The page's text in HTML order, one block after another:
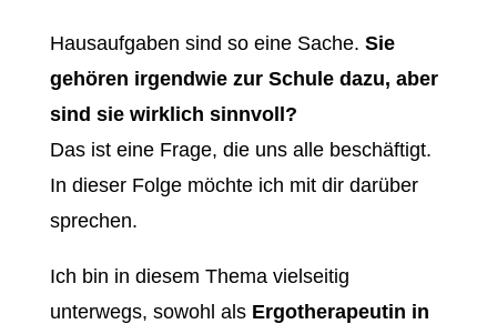
Hausaufgaben sind so eine Sache. Sie
gehören irgendwie zur Schule dazu, aber
sind sie wirklich sinnvoll?
Das ist eine Frage, die uns alle beschäftigt.
In dieser Folge möchte ich mit dir darüber
sprechen.
Ich bin in diesem Thema vielseitig
unterwegs, sowohl als Ergotherapeutin in